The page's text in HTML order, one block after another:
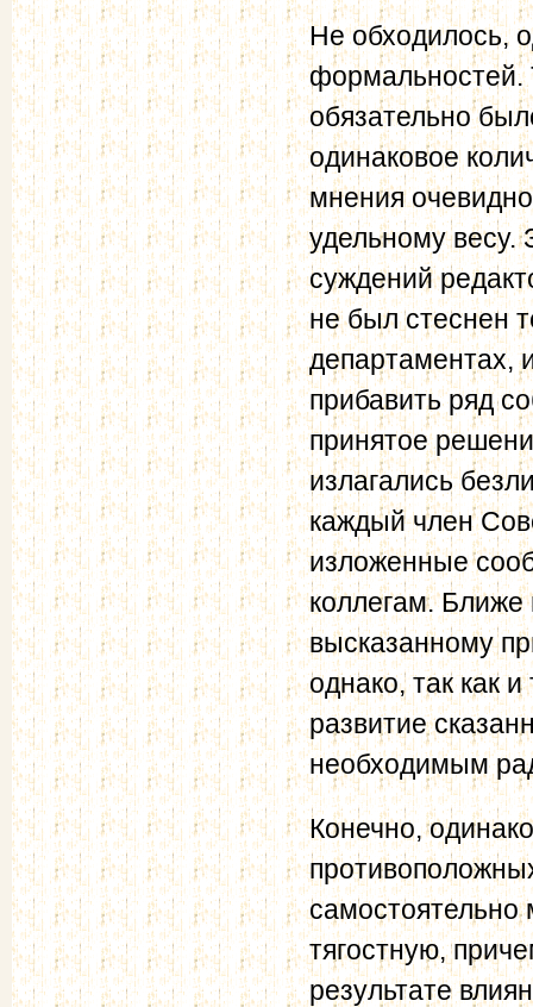
Не обходилось,
формальностей.
обязательно
одинаковое
мнения
удельному весу.
суждений
не был стеснен
департаментах,
прибавить ряд
принятое
излагались
каждый член
изложенные
коллегам. Ближе
высказанному
однако, так как
развитие
необходимым
Конечно,
самостоятельно
тягостную,
результате